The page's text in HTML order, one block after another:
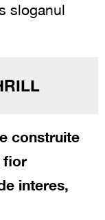
sloganul
construite
fior
interes,